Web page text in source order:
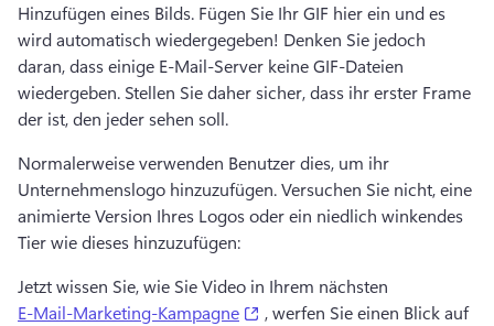
Hinzufügen eines Bilds. Fügen Sie Ihr GIF hier ein und es
wird automatisch wiedergegeben! Denken Sie jedoch
daran, dass einige E-Mail-Server keine GIF-Dateien
wiedergeben. Stellen Sie daher sicher, dass ihr erster Frame
der ist, den jeder sehen soll.
Normalerweise verwenden Benutzer dies, um ihr
Unternehmenslogo hinzuzufügen. Versuchen Sie nicht, eine
animierte Version Ihres Logos oder ein niedlich winkendes
Tier wie dieses hinzuzufügen:
Jetzt wissen Sie, wie Sie Video in Ihrem nächsten
E-Mail-Marketing-Kampagne
(opens in a new tab)
, werfen Sie einen Blick auf